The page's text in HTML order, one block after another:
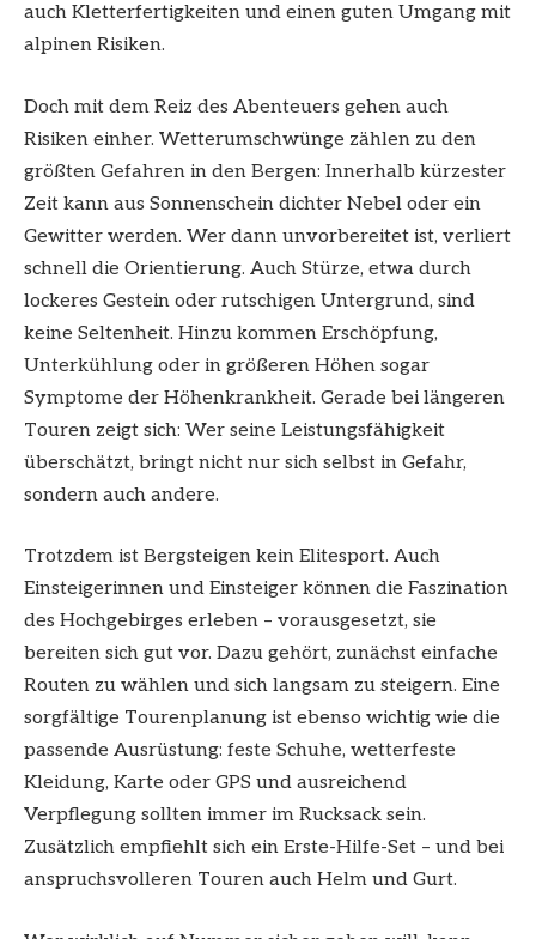
auch Kletterfertigkeiten und einen guten Umgang mit
alpinen Risiken.
Doch mit dem Reiz des Abenteuers gehen auch
Risiken einher. Wetterumschwünge zählen zu den
größten Gefahren in den Bergen: Innerhalb kürzester
Zeit kann aus Sonnenschein dichter Nebel oder ein
Gewitter werden. Wer dann unvorbereitet ist, verliert
schnell die Orientierung. Auch Stürze, etwa durch
lockeres Gestein oder rutschigen Untergrund, sind
keine Seltenheit. Hinzu kommen Erschöpfung,
Unterkühlung oder in größeren Höhen sogar
Symptome der Höhenkrankheit. Gerade bei längeren
Touren zeigt sich: Wer seine Leistungsfähigkeit
überschätzt, bringt nicht nur sich selbst in Gefahr,
sondern auch andere.
Trotzdem ist Bergsteigen kein Elitesport. Auch
Einsteigerinnen und Einsteiger können die Faszination
des Hochgebirges erleben – vorausgesetzt, sie
bereiten sich gut vor. Dazu gehört, zunächst einfache
Routen zu wählen und sich langsam zu steigern. Eine
sorgfältige Tourenplanung ist ebenso wichtig wie die
passende Ausrüstung: feste Schuhe, wetterfeste
Kleidung, Karte oder GPS und ausreichend
Verpflegung sollten immer im Rucksack sein.
Zusätzlich empfiehlt sich ein Erste-Hilfe-Set – und bei
anspruchsvolleren Touren auch Helm und Gurt.